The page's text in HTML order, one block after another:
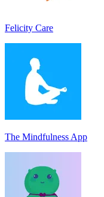
Felicity Care
The Mindfulness App